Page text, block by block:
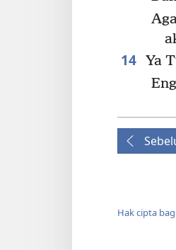
14 Ya
Hak cipta